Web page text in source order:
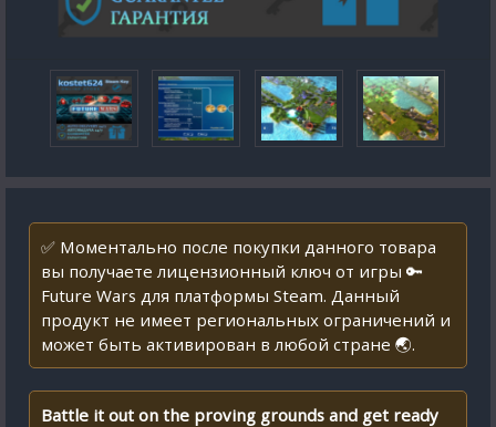
✅ Моментально после покупки данного товара
вы получаете лицензионный ключ от игры 🔑
Future Wars для платформы Steam. Данный
продукт не имеет региональных ограничений и
может быть активирован в любой стране 🌏.
Battle it out on the proving grounds and get ready